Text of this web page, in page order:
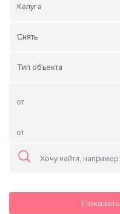
Калуга
Снять
Тип объекта
Показать